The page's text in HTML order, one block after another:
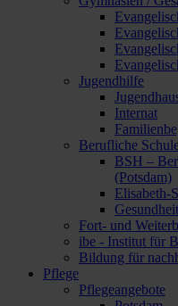
Jugendhilfe
Internat
Berufliche
BSH –
(Potsdam)
Elisabeth-
Fort- und
ibe - Institut für
Bildung für
Pflege
Pflegeangebote